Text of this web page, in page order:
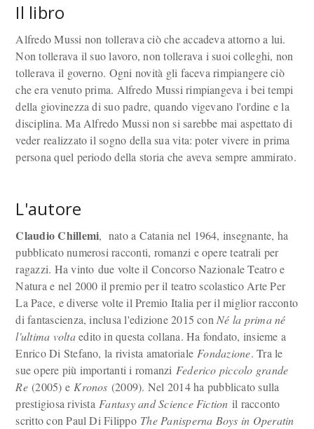
Il libro
Alfredo Mussi non tollerava ciò che accadeva attorno a lui.
Non tollerava il suo lavoro, non tollerava i suoi colleghi, non
tollerava il governo. Ogni novità gli faceva rimpiangere ciò
che era venuto prima. Alfredo Mussi rimpiangeva i bei tempi
della giovinezza di suo padre, quando vigevano l'ordine e la
disciplina. Ma Alfredo Mussi non si sarebbe mai aspettato di
veder realizzato il sogno della sua vita: poter vivere in prima
persona quel periodo della storia che aveva sempre ammirato.
L'autore
Claudio Chillemi, nato a Catania nel 1964, insegnante, ha
pubblicato numerosi racconti, romanzi e opere teatrali per
ragazzi. Ha vinto due volte il Concorso Nazionale Teatro e
Natura e nel 2000 il premio per il teatro scolastico Arte Per
La Pace, e diverse volte il Premio Italia per il miglior racconto
di fantascienza, inclusa l'edizione 2015 con Né la prima né
l'ultima voltaedito in questa collana. Ha fondato, insieme a
Enrico Di Stefano, la rivista amatoriale Fondazione. Tra le
sue opere più importanti i romanzi Federico piccolo grande
Re(2005) e Kronos (2009). Nel 2014 ha pubblicato sulla
prestigiosa rivista Fantasy and Science Fiction il racconto
scritto con Paul Di Filippo The Panisperna Boys in Operatin